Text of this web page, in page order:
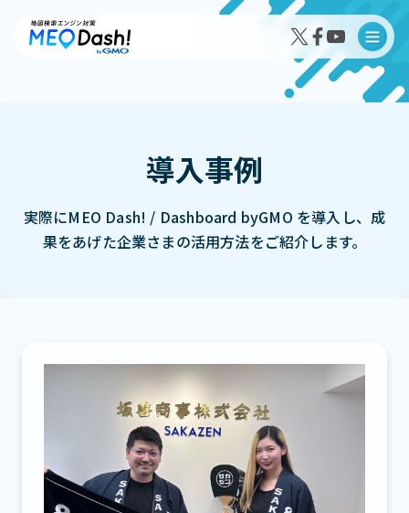
MEO Dash!の特徴
MEO Dash!のサービスプラン
成果事例
導入事例
実際にMEO Dash! / Dashboard byGMO を導入し、成
果をあげた企業さまの活用方法をご紹介します。